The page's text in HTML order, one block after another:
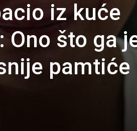
iz kuće
što ga
pamtiće